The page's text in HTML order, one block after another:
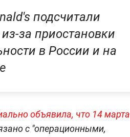
подсчитали
за приостановки
в России и на
объявила, что 14 марта
с "операционными,